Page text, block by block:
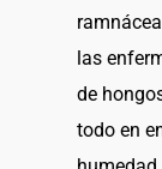
las
de
todo en